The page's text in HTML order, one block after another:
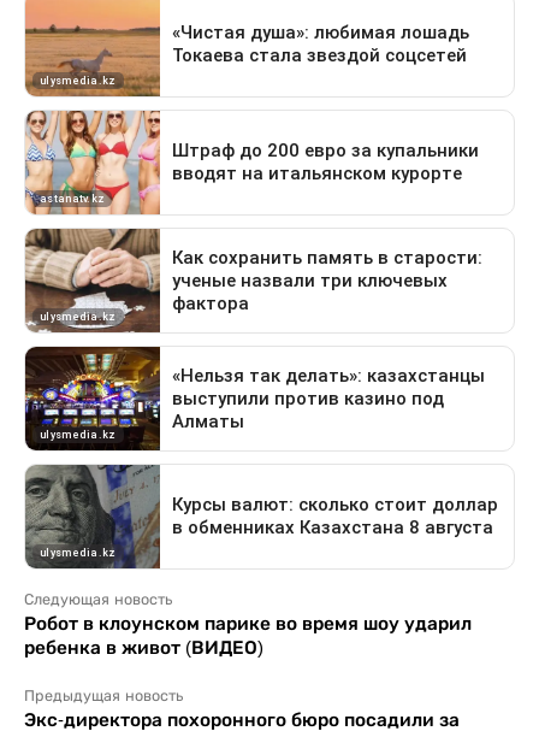
Следующая новость
Робот в клоунском парике во время шоу ударил
ребенка в живот (ВИДЕО)
Предыдущая новость
Экс-директора похоронного бюро посадили за